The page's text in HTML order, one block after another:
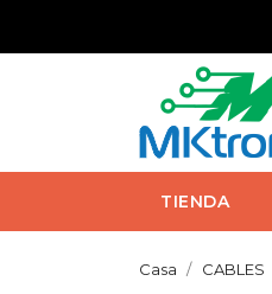
TIENDA
Casa CABLES